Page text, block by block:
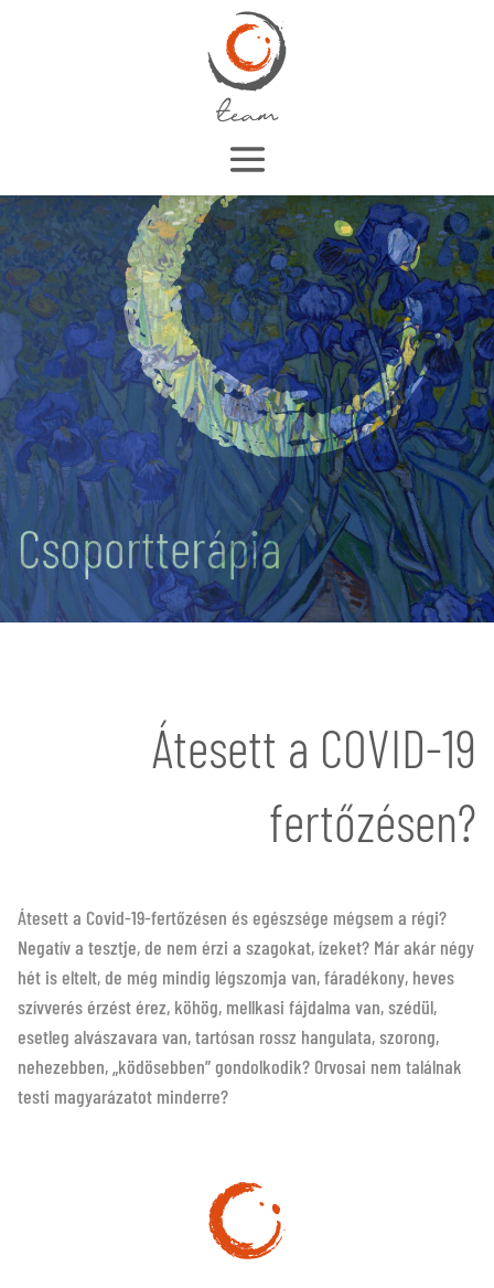
Csoportterápia
Átesett a COVID-19
fertőzésen?
Átesett a Covid-19-fertőzésen és egészsége mégsem a régi?
Negatív a tesztje, de nem érzi a szagokat, ízeket? Már akár négy
hét is eltelt, de még mindig légszomja van, fáradékony, heves
szívverés érzést érez, köhög, mellkasi fájdalma van, szédül,
esetleg alvászavara van, tartósan rossz hangulata, szorong,
nehezebben, „ködösebben” gondolkodik? Orvosai nem találnak
testi magyarázatot minderre?